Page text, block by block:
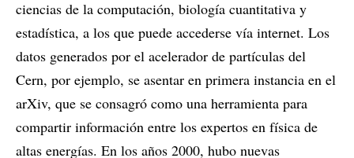
ciencias de la computación, biología cuantitativa y
estadística, a los que puede accederse vía internet. Los
datos generados por el acelerador de partículas del
Cern, por ejemplo, se asentar en primera instancia en el
arXiv, que se consagró como una herramienta para
compartir información entre los expertos en física de
altas energías. En los años 2000, hubo nuevas